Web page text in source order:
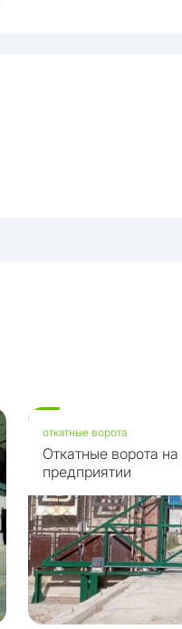
откатные ворота
Откатные ворота
предприятии